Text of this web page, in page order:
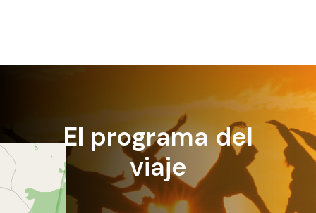
El programa del
viaje